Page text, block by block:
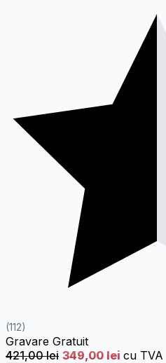
(112)
Gravare Gratuit
421,00 lei 349,00 lei cu TVA